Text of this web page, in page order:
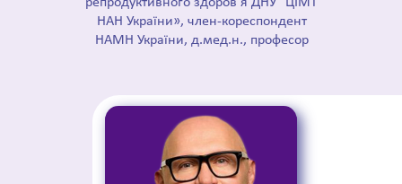
НАН України», член-кореспондент
НАМН України, д.мед.н., професор